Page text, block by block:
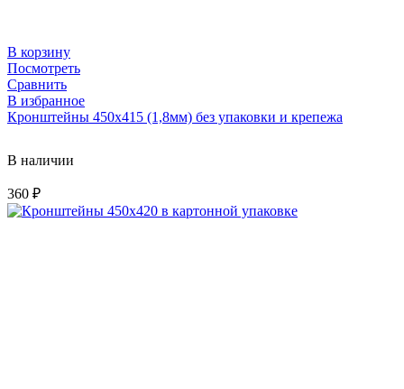
В корзину
Посмотреть
Сравнить
В избранное
Кронштейны 450х415 (1,8мм) без упаковки и крепежа
В наличии
360 ₽